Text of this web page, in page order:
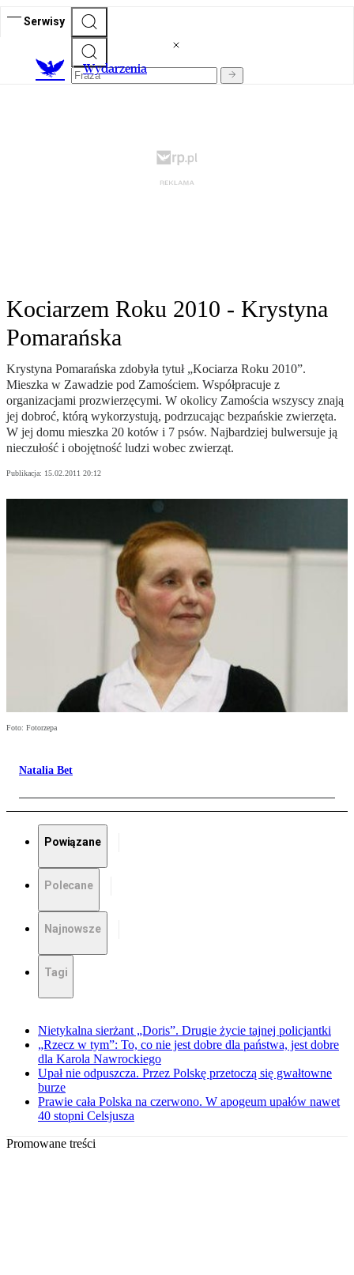
Serwisy
Wydarzenia
Kociarzem Roku 2010 - Krystyna
Pomarańska
Krystyna Pomarańska zdobyła tytuł „Kociarza Roku 2010”.
Mieszka w Zawadzie pod Zamościem. Współpracuje z
organizacjami prozwierzęcymi. W okolicy Zamościa wszyscy znają
jej dobroć, którą wykorzystują, podrzucając bezpańskie zwierzęta.
W jej domu mieszka 20 kotów i 7 psów. Najbardziej bulwersuje ją
nieczułość i obojętność ludzi wobec zwierząt.
Publikacja: 15.02.2011 20:12
Foto: Fotorzepa
Natalia Bet
Powiązane
Polecane
Najnowsze
Tagi
Nietykalna sierżant „Doris”. Drugie życie tajnej policjantki
„Rzecz w tym”: To, co nie jest dobre dla państwa, jest dobre
dla Karola Nawrockiego
Upał nie odpuszcza. Przez Polskę przetoczą się gwałtowne
burze
Prawie cała Polska na czerwono. W apogeum upałów nawet
40 stopni Celsjusza
Promowane treści